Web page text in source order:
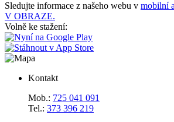
Sledujte informace z našeho webu v mobilní
V OBRAZE.
Volně ke stažení:
Kontakt
Mob.: 725 041 091
Tel.: 373 396 219